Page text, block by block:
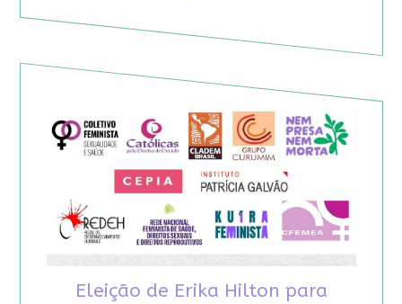
Eleição de Erika Hilton para